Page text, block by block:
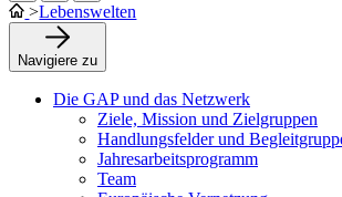
>Lebenswelten
Navigiere zu
Die GAP und das Netzwerk
Ziele, Mission und Zielgruppen
Handlungsfelder und
Jahresarbeitsprogramm
Team